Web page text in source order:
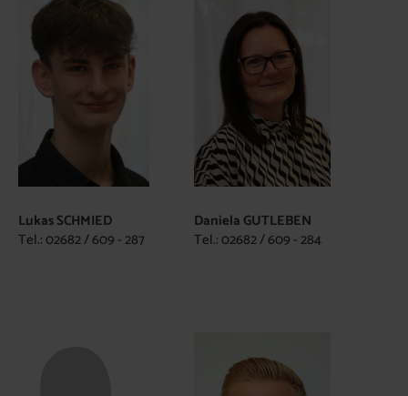
Lukas SCHMIED
Tel.: 02682 / 609 - 287
Daniela GUTLEBEN
Tel.: 02682 / 609 - 284